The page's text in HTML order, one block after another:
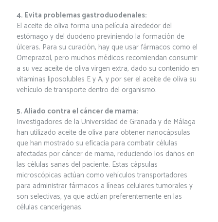
4. Evita problemas gastroduodenales:
El aceite de oliva forma una película alrededor del
estómago y del duodeno previniendo la formación de
úlceras. Para su curación, hay que usar fármacos como el
Omeprazol, pero muchos médicos recomiendan consumir
a su vez aceite de oliva virgen extra, dado su contenido en
vitaminas liposolubles E y A, y por ser el aceite de oliva su
vehículo de transporte dentro del organismo.
5. Aliado contra el cáncer de mama:
Investigadores de la Universidad de Granada y de Málaga
han utilizado aceite de oliva para obtener nanocápsulas
que han mostrado su eficacia para combatir células
afectadas por cáncer de mama, reduciendo los daños en
las células sanas del paciente. Estas cápsulas
microscópicas actúan como vehículos transportadores
para administrar fármacos a líneas celulares tumorales y
son selectivas, ya que actúan preferentemente en las
células cancerígenas.